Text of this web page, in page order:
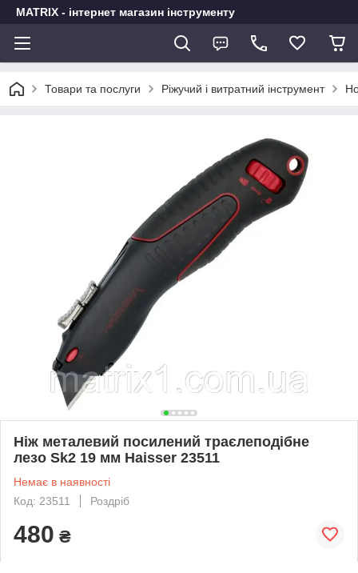
MATRIX - інтернет магазин інструменту
Товари та послуги Ріжучий і витратний інструмент
Ніж металевий посилений траєлеподібне
лезо Sk2 19 мм Haisser 23511
Немає в наявності
Код: 23511
Роздріб
480 ₴